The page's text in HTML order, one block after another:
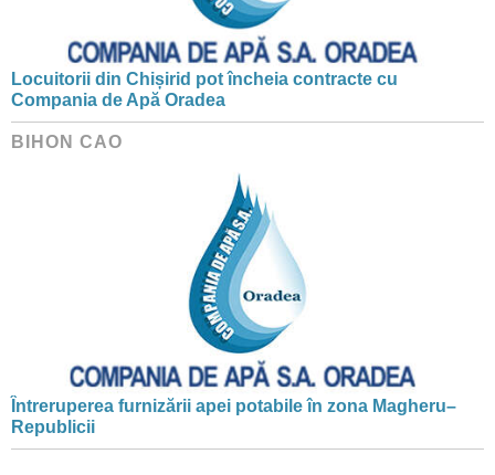
Locuitorii din Chișirid pot încheia contracte cu
Compania de Apă Oradea
BIHON CAO
Întreruperea furnizării apei potabile în zona Magheru–
Republicii